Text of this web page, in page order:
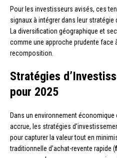
Pour les investisseurs avisés, ces
signaux à intégrer dans leur stratégie
La diversification géographique et
comme une approche prudente face
recomposition.
Stratégies
pour 2025
Dans un environnement
accrue, les stratégies
pour capturer la valeur tout en
traditionnelle d’achat-revente rapide (